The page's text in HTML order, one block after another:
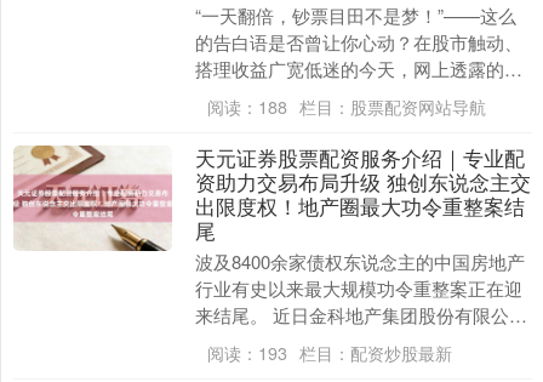
“一天翻倍，钞票目田不是梦！”——这么
的告白语是否曾让你心动？在股市触动、
搭理收益广宽低迷的今天，网上透露的各
样股票杠杆平台天元证券股票配资服务介
绍｜专业配资助....
阅读： 188 栏目： 股票配资网站导航
天元证券股票配资服务介绍｜专业配
资助力交易布局升级 独创东说念主交
出限度权！地产圈最大功令重整案结
尾
波及8400余家债权东说念主的中国房地产
行业有史以来最大规模功令重整案正在迎
来结尾。 近日金科地产集团股份有限公司
（原简称金科股份，现称*ST金科，
000656....
阅读： 193 栏目： 配资炒股最新